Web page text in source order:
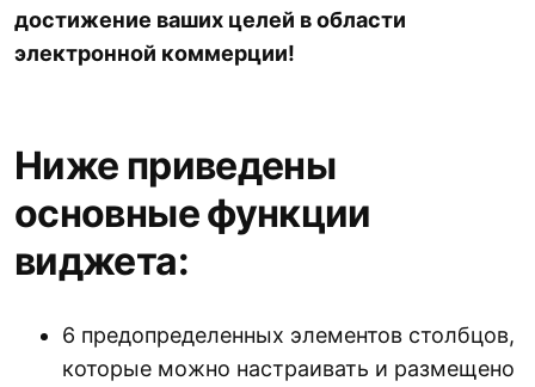
достижение ваших целей в области
электронной коммерции!
Ниже приведены
основные функции
виджета:
6 предопределенных элементов столбцов,
которые можно настраивать и размещено